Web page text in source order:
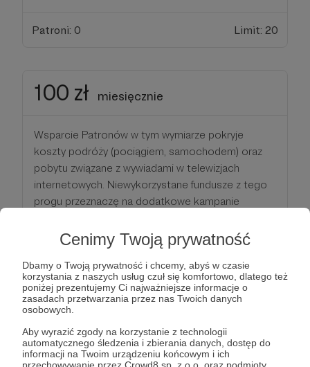
Cenimy Twoją prywatność
Dbamy o Twoją prywatność i chcemy, abyś w czasie
korzystania z naszych usług czuł się komfortowo, dlatego też
poniżej prezentujemy Ci najważniejsze informacje o
zasadach przetwarzania przez nas Twoich danych
osobowych.
Aby wyrazić zgody na korzystanie z technologii
automatycznego śledzenia i zbierania danych, dostęp do
informacji na Twoim urządzeniu końcowym i ich
Patroni: 0 Limit: 20
100 zł miesięcznie
Wsparcie Patronów w tym wymiarze pokryje
koszty podróży (pociągiem, samochodem) oraz
pobytu związane z wywiadami w telewizjach
internetowych. Niewykorzystane fundusze z tego
progu przeznaczę na dodatkowe kampanie
Ponadto zależy mi na rozwoju projektu
Encyklopedii Antykultury, w który zaangażowało
się już wielu ludzi. Patroni będą mogli proponować
mi tematykę postów na fanpejdżu oraz otrzymają
dostęp do specjalnej grupy na Facebooku.
Ponadto będą mieli pierwszeństwo, jeżeli chodzi o
spotkania ze mną przy różnych okazjach (np.
wyjazd do Warszawy na wywiad). Będę dawał znać